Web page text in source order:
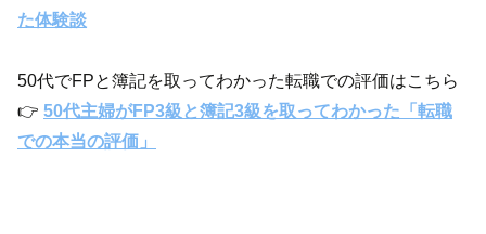
た体験談
50代でFPと簿記を取ってわかった転職での評価はこちら
👉 50代主婦がFP3級と簿記3級を取ってわかった「転職
での本当の評価」